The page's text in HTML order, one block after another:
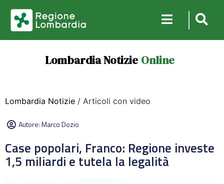
Lombardia Notizie Online
Lombardia Notizie / Articoli con video
Autore:Marco Dozio
Case popolari, Franco: Regione investe
1,5 miliardi e tutela la legalità